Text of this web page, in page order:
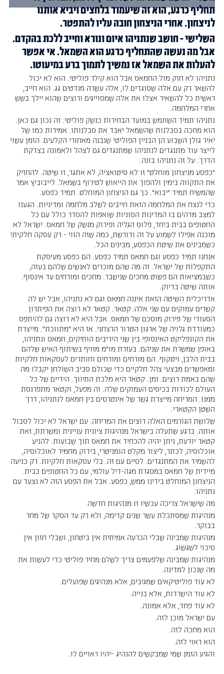
תחליף כרגע, הוא זה שיעמוד בלחצים ויביא אותנו
לניצחון. אחרי הניצחון חובה עליו להתפטר.
‏השלישי - חושב שנתניהו איום ונורא וחייב ללכת בהקדם.
אבל מה נעשה שהתחליף כרגע הוא השמאל. אי אפשר
להעלות את השמאל אז נמשיך לתמוך ברע במיעוטו.
‏נתניהו לא חזק מול החמאס אבל הוא קילר פוליטי. הוא לא יכול
להשאר רק עם אלה שסוגדים לו, אלה עשרה מנדטים גג. הוא חייב,
ראשית כל להשאיר אצלו את אלה שמסוייגים ורוצים שהוא יילך בשש
אחרי המלחמה.
‏נתניהו תמיד השתמש במועד הבחירות כנשק פוליטי. זה נכון גם כאן.
הוא מחכה בסבלנות שהשמאל יאבד את סבלנותו. אמירות כמו של
יאיר גולן השבוע הן הבניין הפוליטי שנבנה מאחורי הקלעים. הזמן עשוי
לייצר עוד מתנגדים לנתניהו שמתנגדים גם לצהל ולאמונה בצדקת
הדרך. על זה נתניהו בונה.
‏"כפסע מניצחון מוחלט" זו לא סיטואציה, לא אתגר, זו שיטה. להחזיק
את התקווה בימין ולהפוך את הייאוש לטירוף בשמאל. לייבוביץ אמר
שהמשיח תמיד "יבוא". כך גם הניצחון המוחלט. תמיד כפסע.
‏כדי לנצח את המלחמה הזאת חייבים לשלב מלחמה ומדיניות. הגענו
למצב מדהים בו המדינות הסוניות שואפות להסדר כולל עם כל
החטופים בבית ביחד, פלוס הגליה ופירוק מנשק של חמאס. ישראל לא
מוכנה אפילו לשמוע על זה ודורשת, כמה שזה הזוי - רק עסקה חלקית!
כשמבינים את שיטת הכפסע, מבינים הכל.
‏אנחנו תמיד כפסע וגם חמאס תמיד כפסע. הם כפסע מעיסקת
התקפלות של ישראל. זה מה שהם מוכרים לאנשים שלהם בעזה,
כשבמציאות הם פשוט מחכים שנישבר. מחכים ומורחים עד אינסוף.
אותה שיטה בדיוק.
‏אדריכלית השיטה הזאת איננה חמאס וגם לא נתניהו, אבל יש לה
קשרים עמוקים עם שני אלה: קטאר. קטאר לא רוצה את הפיתרון
הסעודי של פירוק מוסכם של חמאס. אבל היא לא רוצה גם להיתפס
כמעודדת גלויה של ארגון הטרור הרצחני. אז היא "מתווכת". מייצרת
את הקונפליקט האינסופי בין שני היריבים הותיקים, חמאס ונתניהו,
באופן שמשרת את שניהם. בעזרת מו"מ מזויף בשיתוף האיש שלהם
בבית הלבן, ויטקוף. הם מורחים ומורחים וחותרים לעסקאות חלקיות
ומאפשרים מבצעי צהל חלקיים כדי שכולם סביב השולחן יקבלו מה
שהם באמת רוצים. זמן. קטאר היא מלכת התיווך. הידיים של כל
העולם לכודות בכיסים העמוקים שלה. זה מפעל, וקטאר מתפרנסת
ממנו. המריחה מייצרת גשר של אינטרסים בין חמאס לנתניהו, דרך
השטן הקטארי.
‏שלושת הגורמים האלה רוצים את המריחה. עם ישראל לא יכול לסבול
אותה. ברגע שתעלה בישראל מנהיגות ציונית עניינית ומשרתת, זאת
קטאר יודעת, ניתן יהיה להכחיד את חמאס תוך שבועות. להניע
אוכלוסיה, לכתר, ליצור מקלט הומניטרי, בידוק מחמיר לאוכלוסיה,
להשמיד את המתנגדים. לסיים עם זה. בלי עסקאות חלקיות. רק כניעה
מיידית של חמאס במסגרת מגה-דיל עולמי, עם כל החטופים בבית.
הניצחון המוחלט בידינו ממש, כפסע. אבל את הפסע הזה לא נצעד עם
נתניהו.
‏מה שישראל צריכה עכשיו זו מנהיגות חדשה.
‏מנהיגות שמסתכלת עשר שנים קדימה, ולא רק עד הסקר של מחר
בבוקר.
‏מנהיגות שמבינה שבלי הכרעה אמיתית אין ביטחון, ושבלי חזון אין
סיכוי לשגשוג.
‏מנהיגות שמבינה שלפעמים צריך לשלם מחיר פוליטי כדי לעשות את
מה שנכון למדינה.
‏לא עוד פוליטיקאים שמגיבים, אלא מנהיגים שפועלים.
‏לא עוד הישרדות, אלא בנייה.
‏לא עוד פחד, אלא אמונה.
‏עם ישראל מוכן לזה.
‏הוא מחכה לזה.
‏הוא ראוי לזה.
‏והגיע הזמן שמי שמבקשים להנהיג -יהיו ראויים לו.